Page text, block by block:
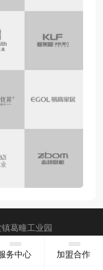
葛疃工业园
站建设
务中心 加盟合作